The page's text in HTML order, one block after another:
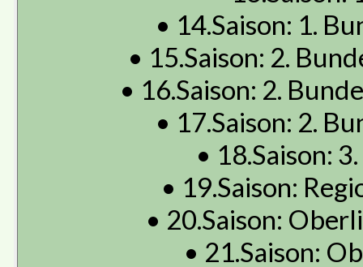
• 14.Saison: 1.
• 15.Saison: 2.
• 16.Saison: 2.
• 17.Saison: 2.
• 18.Saison:
• 19.Saison:
• 20.Saison:
• 21.Saison: